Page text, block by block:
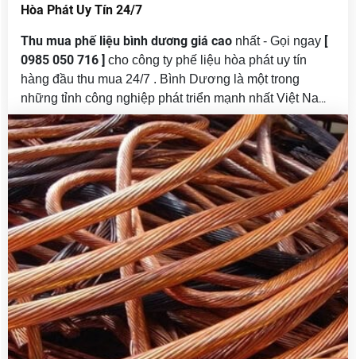
Hòa Phát Uy Tín 24/7
Thu mua phế liệu bình dương giá cao nhất - Gọi ngay [
0985 050 716 ] cho công ty phế liệu hòa phát uy tín
hàng đầu thu mua 24/7 . Bình Dương là một trong
những tỉnh công nghiệp phát triển mạnh nhất Việt Nam,
với hàng trăm khu công nghiệp (KCN) và cụm công
nghiệp lớn nhỏ. Hàng ngày, tại các nhà máy, xưởng
sản xuất, công trình xây dựng… phát sinh số lượng lớn
phế liệu như sắt thép, inox, nhôm, đồng, nhựa, giấy,
máy móc cũ. Đây là nguồn tài nguyên tái chế vô cùng
giá trị nếu được khai thác và xử lý đúng cách.